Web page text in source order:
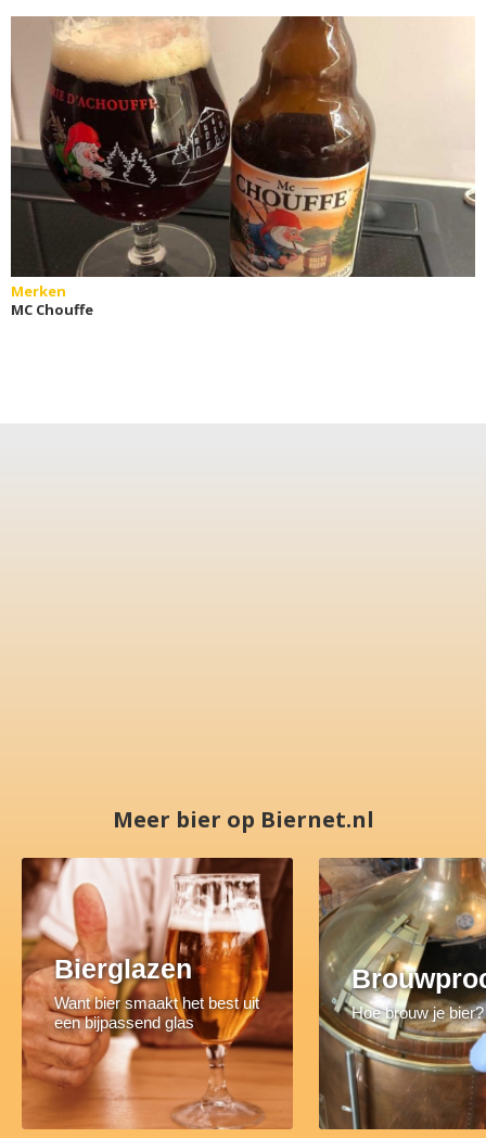
Merken
MC Chouffe
Meer bier op Biernet.nl
Bierglazen
Want bier smaakt het best uit
een bijpassend glas
Hoe brouw je bier?